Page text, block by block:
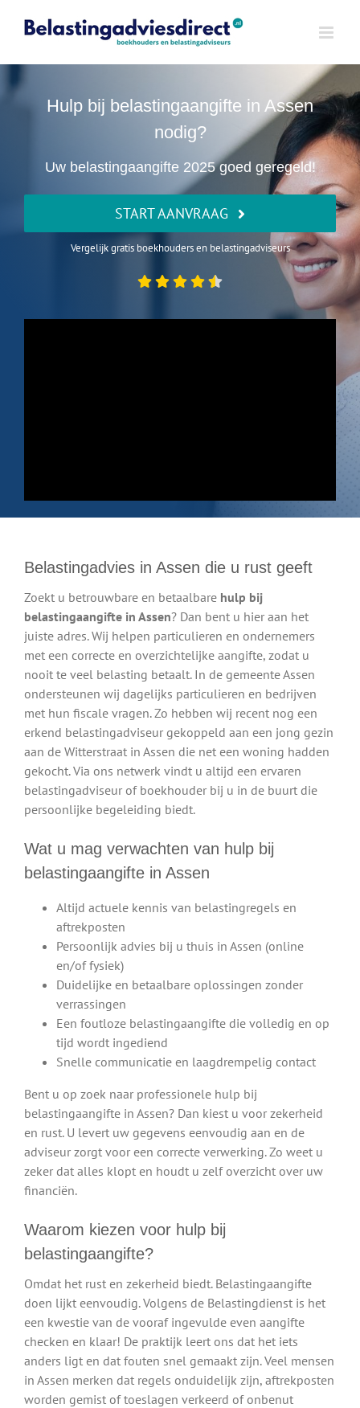
Hulp bij belastingaangifte in Assen
nodig?
Uw belastingaangifte 2025 goed geregeld!
START AANVRAAG
Vergelijk gratis boekhouders en belastingadviseurs
Belastingadvies in Assen die u rust geeft
Zoekt u betrouwbare en betaalbare hulp bij
belastingaangifte in Assen? Dan bent u hier aan het
juiste adres. Wij helpen particulieren en ondernemers
met een correcte en overzichtelijke aangifte, zodat u
nooit te veel belasting betaalt. In de gemeente Assen
ondersteunen wij dagelijks particulieren en bedrijven
met hun fiscale vragen. Zo hebben wij recent nog een
erkend belastingadviseur gekoppeld aan een jong gezin
aan de Witterstraat in Assen die net een woning hadden
gekocht. Via ons netwerk vindt u altijd een ervaren
belastingadviseur of boekhouder bij u in de buurt die
persoonlijke begeleiding biedt.
Wat u mag verwachten van hulp bij
belastingaangifte in Assen
Altijd actuele kennis van belastingregels en
aftrekposten
Persoonlijk advies bij u thuis in Assen (online
en/of fysiek)
Duidelijke en betaalbare oplossingen zonder
verrassingen
Een foutloze belastingaangifte die volledig en op
tijd wordt ingediend
Snelle communicatie en laagdrempelig contact
Bent u op zoek naar professionele hulp bij
belastingaangifte in Assen? Dan kiest u voor zekerheid
en rust. U levert uw gegevens eenvoudig aan en de
adviseur zorgt voor een correcte verwerking. Zo weet u
zeker dat alles klopt en houdt u zelf overzicht over uw
financiën.
Waarom kiezen voor hulp bij
belastingaangifte?
Omdat het rust en zekerheid biedt. Belastingaangifte
doen lijkt eenvoudig. Volgens de Belastingdienst is het
een kwestie van de vooraf ingevulde even aangifte
checken en klaar! De praktijk leert ons dat het iets
anders ligt en dat fouten snel gemaakt zijn. Veel mensen
in Assen merken dat regels onduidelijk zijn, aftrekposten
worden gemist of toeslagen verkeerd of onbenut